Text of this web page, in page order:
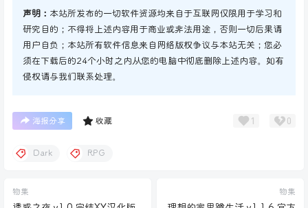
声明： 本站所发布的一切软件资源均来自于互联网仅限用于学习和
研究目的；不得将上述内容用于商业或非法用途，否则一切后果请
用户自负；本站所有软件信息来自网络版权争议与本站无关；您必
须在下载后的24个小时之内从您的电脑中彻底删除上述内容。如有
侵权请与我们联系处理。
海报分享 收藏 1 0
Dark RPG
物集 物集